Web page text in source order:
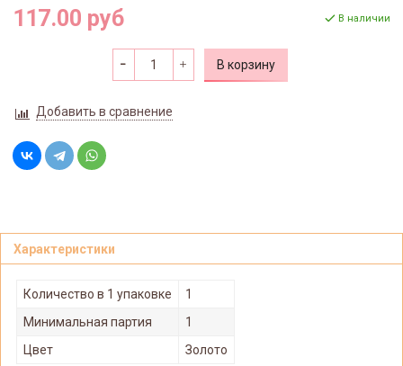
117.00 руб В наличии
В корзину
Добавить в сравнение
Характеристики
Количество в 1 упаковке
1
Минимальная партия
1
Цвет
Золото